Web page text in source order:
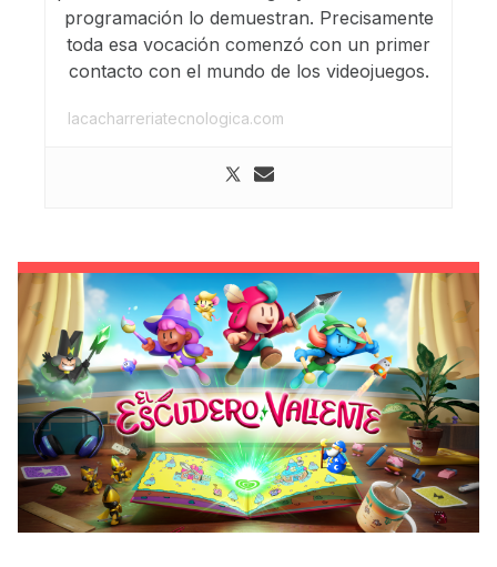
programación lo demuestran. Precisamente
toda esa vocación comenzó con un primer
contacto con el mundo de los videojuegos.
lacacharreriatecnologica.com